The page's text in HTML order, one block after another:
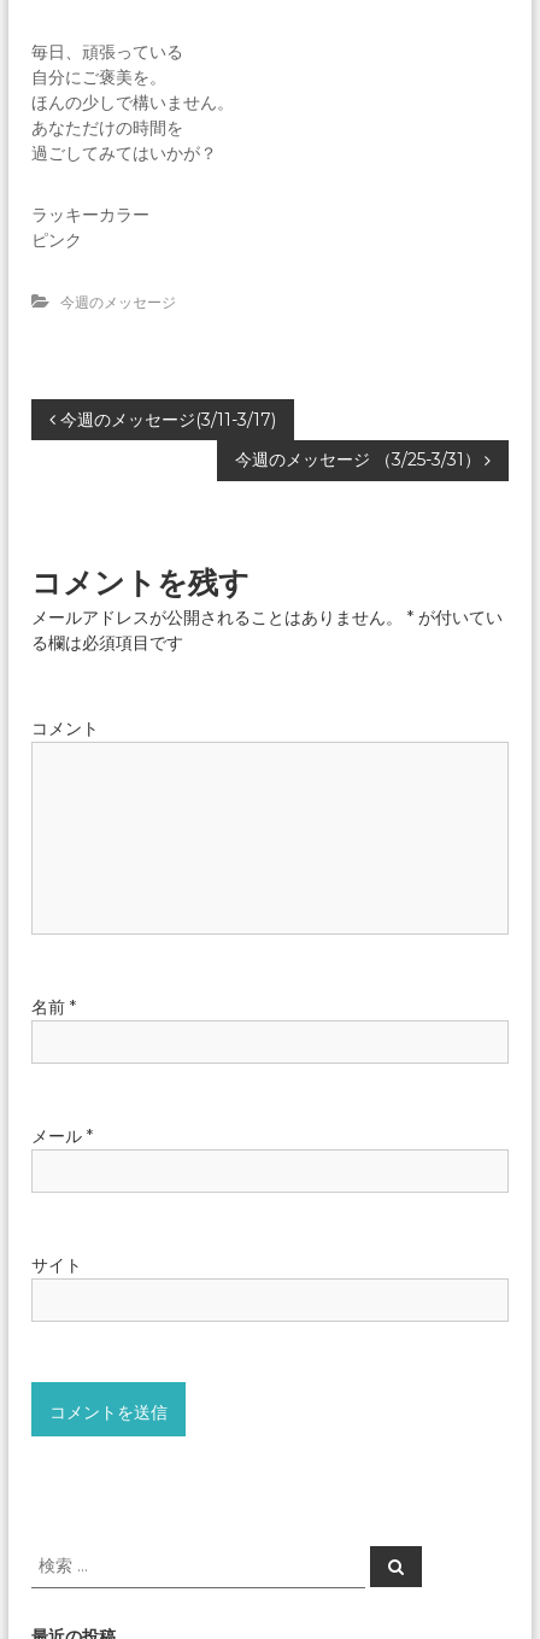
毎日、頑張っている
自分にご褒美を。
ほんの少しで構いません。
あなただけの時間を
過ごしてみてはいかが？
ラッキーカラー
ピンク
今週のメッセージ
投
ビ
ゲ
シ
今週のメッセージ(3/11-3/17)
今週のメッセージ （3/25-3/31）
コメントを残す
メールアドレスが公開されることはありません。 * が付いてい
る欄は必須項目です
コメント
名前*
メール*
サイト
検
索
象
検
索